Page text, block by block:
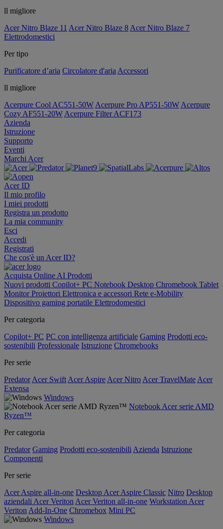
ll migliore
Acer Nitro Blaze 11 Acer Nitro Blaze 8 Acer Nitro Blaze 7
Elettrodomestici
Per tipo
Purificatore d’aria Circolatore d'aria Accessori
ll migliore
Acerpure Cool AC551-50W Acerpure Pro AP551-50W Acerpure
Cozy AF551-20W Acerpure Filter ACF173
Azienda
Istruzione
Supporto
Eventi
Marchi Acer
Acer ID
Il mio profilo
I miei prodotti
Registra un prodotto
La mia community
Esci
Accedi
Registrati
Che cos'è un Acer ID?
Acquista Online AI Prodotti
Nuovi prodotti Copilot+ PC Notebook Desktop Chromebook Tablet
MonitorProiettori Elettronica e accessori Rete e-Mobility
Dispositivo gaming portatile Elettrodomestici
Per categoria
Copilot+ PC PC con intelligenza artificiale Gaming Prodotti eco-
sostenibili Professionale Istruzione Chromebooks
Per serie
Predator Acer Swift Acer Aspire Acer Nitro Acer TravelMate Acer
Extensa
Windows
Notebook Acer serie AMD
Ryzen™
Per categoria
Predator Gaming Prodotti eco-sostenibili Azienda Istruzione
Componenti
Per serie
Acer Aspire all-in-one Desktop Acer Aspire Classic Nitro Desktop
aziendali Acer Veriton Acer Veriton all-in-one Workstation Acer
Veriton Add-In-One Chromebox Mini PC
Windows